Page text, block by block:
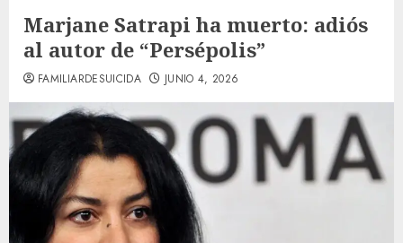
Marjane Satrapi ha muerto: adiós
al autor de “Persépolis”
FAMILIARDESUICIDA JUNIO 4, 2026